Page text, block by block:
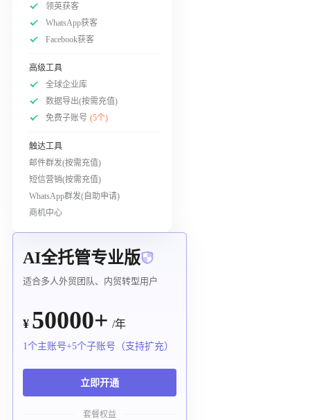
领英获客
WhatsApp获客
Facebook获客
高级工具
全球企业库
数据导出(按需充值)
免费子账号 (5个)
触达工具
邮件群发(按需充值)
短信营销(按需充值)
WhatsApp群发(自助申请)
商机中心
AI全托管专业版
适合多人外贸团队、内贸转型用户
¥ 50000+ /年
1个主账号+5个子账号（支持扩充）
立即开通
套餐权益